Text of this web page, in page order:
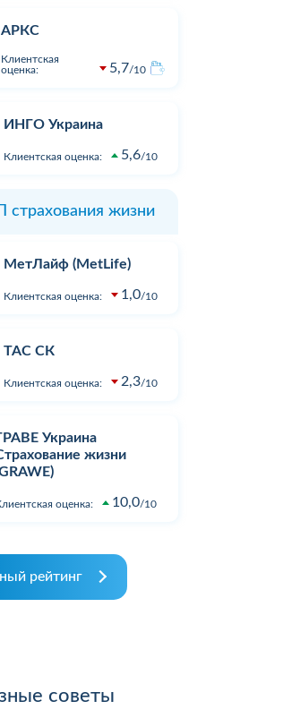
АРКС
Клиентская
оценка:
5,7 10
ИНГО Украина
Клиентская оценка: 5,6 10
страхования жизни
МетЛайф (MetLife)
Клиентская оценка: 1,0 10
ТАС СК
Клиентская оценка: 2,3 10
Украина
жизни
оценка: 10,0 10
рейтинг
советы